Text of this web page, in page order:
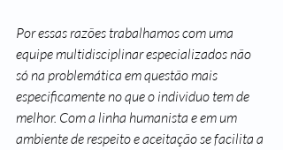
Por essas razões trabalhamos com uma
equipe multidisciplinar especializados não
só na problemática em questão mais
especificamente no que o individuo tem de
melhor. Com a linha humanista e em um
ambiente de respeito e aceitação se facilita a